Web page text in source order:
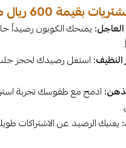
ريال من أوشن سبا
يمنحك الكوبون رصيداً
النظيف: استغل رصيدك لحجز
ادمج مع طقوسك تجربة
يغنيك الرصيد عن الاشتراكات